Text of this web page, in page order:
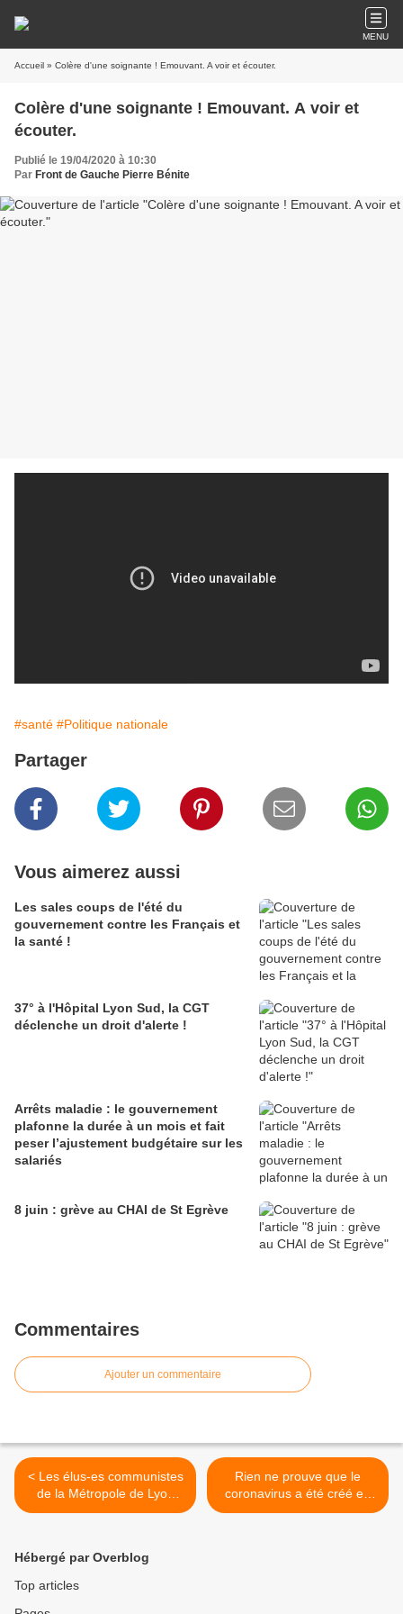
MENU
Accueil » Colère d'une soignante ! Emouvant. A voir et écouter.
Colère d'une soignante ! Emouvant. A voir et
écouter.
Publié le 19/04/2020 à 10:30
Par Front de Gauche Pierre Bénite
#santé #Politique nationale
Partager
Vous aimerez aussi
Les sales coups de l'été du
gouvernement contre les Français et
la santé !
37° à l'Hôpital Lyon Sud, la CGT
déclenche un droit d'alerte !
Arrêts maladie : le gouvernement
plafonne la durée à un mois et fait
peser l’ajustement budgétaire sur les
salariés
8 juin : grève au CHAI de St Egrève
Commentaires
Ajouter un commentaire
< Les élus-es communistes
de la Métropole de Lyon
écrivent au Président
Rien ne prouve que le
coronavirus a été créé en
laboratoire : les dessous de
Hébergé par Overblog
Top articles